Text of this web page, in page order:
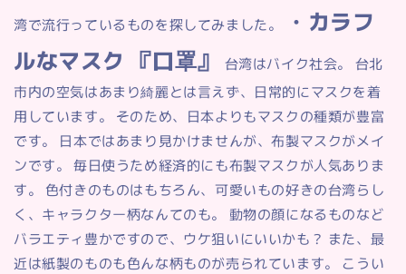
湾で流行っているものを探してみました。
・カラフ
ルなマスク 『口罩』
台湾はバイク社会。 台北
市内の空気はあまり綺麗とは言えず、日常的にマスクを着
用しています。 そのため、日本よりもマスクの種類が豊富
です。 日本ではあまり見かけませんが、布製マスクがメイ
ンです。 毎日使うため経済的にも布製マスクが人気ありま
す。 色付きのものはもちろん、可愛いもの好きの台湾らし
く、キャラクター柄なんてのも。 動物の顔になるものなど
バラエティ豊かですので、ウケ狙いにいいかも？ また、最
近は紙製のものも色んな柄ものが売られています。 こうい